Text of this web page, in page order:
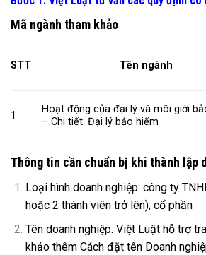
Mã ngành tham khảo
STT Tên ngành
1
Hoạt động của đại lý và môi giới
– Chi tiết: Đại lý bảo hiểm
Thông tin cần chuẩn bị khi thành lập
Loại hình doanh nghiệp: công ty
hoặc 2 thành viên trở lên); cổ phần
Tên doanh nghiệp: Việt Luật hỗ trợ
khảo thêm Cách đặt tên Doanh